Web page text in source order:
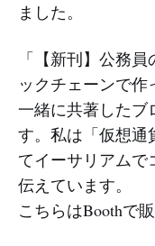
ました。
「【新刊】公務
ックチェーンで作
一緒に共著したブ
す。私は「仮想通
てイーサリアムで
伝えています。
こちらはBoothで